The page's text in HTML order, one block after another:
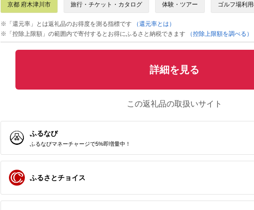
京都 府木津川市 旅行・チケット・カタログ 体験・ツアー ゴルフ場利
※「還元率」とは返礼品のお得度を測る指標です
（還元率とは）
※「控除上限額」の範囲内で寄付するとお得にふるさと納税できます
（控除上限額を調べる）
詳細を見る
この返礼品の取扱いサイト
ふるなび
ふるなびマネーチャージで5%即増量中！
ふるさとチョイス